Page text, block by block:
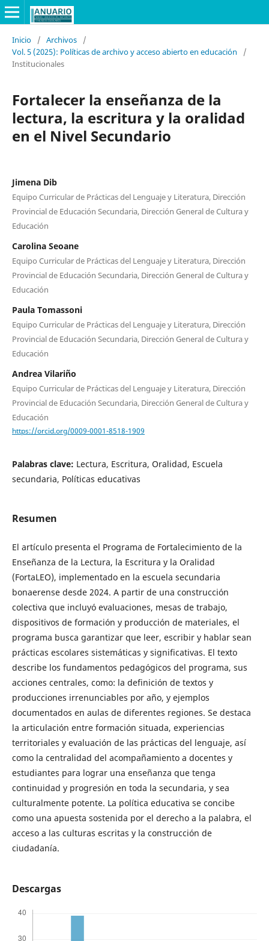
Inicio / Archivos
/
Vol. 5 (2025): Políticas de archivo y acceso abierto en educación
/
Institucionales
Fortalecer la enseñanza de la
lectura, la escritura y la oralidad
en el Nivel Secundario
Jimena Dib
Equipo Curricular de Prácticas del Lenguaje y Literatura, Dirección
Provincial de Educación Secundaria, Dirección General de Cultura y
Educación
Carolina Seoane
Equipo Curricular de Prácticas del Lenguaje y Literatura, Dirección
Provincial de Educación Secundaria, Dirección General de Cultura y
Educación
Paula Tomassoni
Equipo Curricular de Prácticas del Lenguaje y Literatura, Dirección
Provincial de Educación Secundaria, Dirección General de Cultura y
Educación
Andrea Vilariño
Equipo Curricular de Prácticas del Lenguaje y Literatura, Dirección
Provincial de Educación Secundaria, Dirección General de Cultura y
Educación
https://orcid.org/0009-0001-8518-1909
Palabras clave: Lectura, Escritura, Oralidad, Escuela
secundaria, Políticas educativas
Resumen
El artículo presenta el Programa de Fortalecimiento de la
Enseñanza de la Lectura, la Escritura y la Oralidad
(FortaLEO), implementado en la escuela secundaria
bonaerense desde 2024. A partir de una construcción
colectiva que incluyó evaluaciones, mesas de trabajo,
dispositivos de formación y producción de materiales, el
programa busca garantizar que leer, escribir y hablar sean
prácticas escolares sistemáticas y significativas. El texto
describe los fundamentos pedagógicos del programa, sus
acciones centrales, como: la definición de textos y
producciones irrenunciables por año, y ejemplos
documentados en aulas de diferentes regiones. Se destaca
la articulación entre formación situada, experiencias
territoriales y evaluación de las prácticas del lenguaje, así
como la centralidad del acompañamiento a docentes y
estudiantes para lograr una enseñanza que tenga
continuidad y progresión en toda la secundaria, y sea
culturalmente potente. La política educativa se concibe
como una apuesta sostenida por el derecho a la palabra, el
acceso a las culturas escritas y la construcción de
ciudadanía.
Descargas